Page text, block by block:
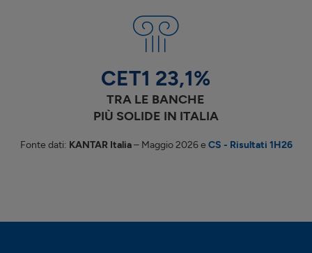
CET1 23,1%
TRA LE BANCHE
PIÙ SOLIDE IN ITALIA
Fonte dati: KANTAR Italia– Maggio 2026 e CS - Risultati 1H26